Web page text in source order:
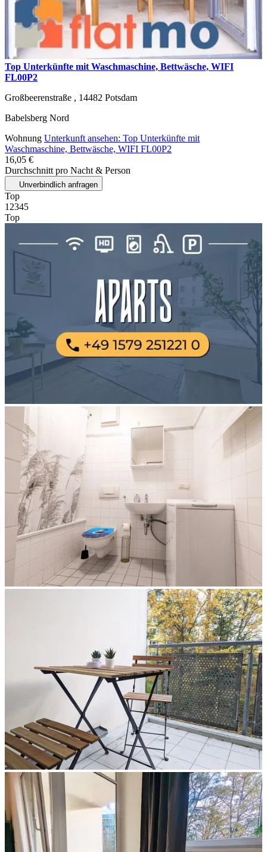
Top Unterkünfte mit Waschmaschine, Bettwäsche, WIFI
FL00P2
Großbeerenstraße , 14482 Potsdam
Babelsberg Nord
Wohnung Unterkunft ansehen: Top Unterkünfte mit
Waschmaschine, Bettwäsche, WIFI FL00P2
16,05 €
Durchschnitt pro Nacht & Person
Unverbindlich anfragen
Top
12345
Top